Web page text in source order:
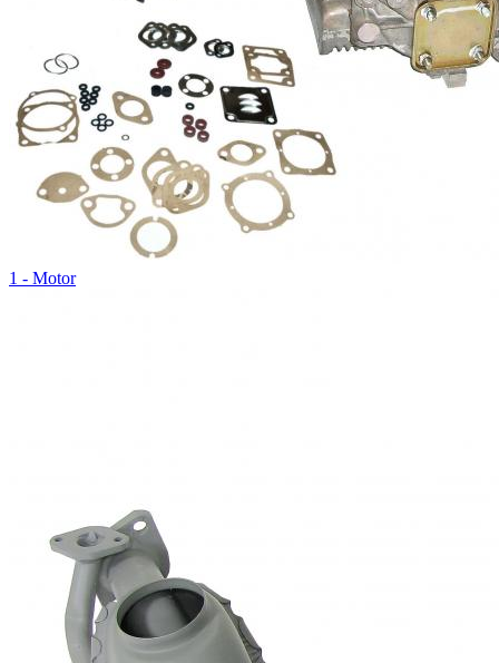
1 - Motor